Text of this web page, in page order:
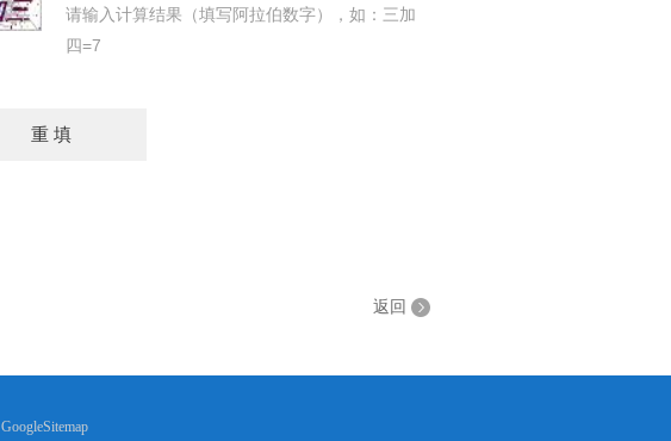
请输入计算结果（填写阿拉伯数字），如：三加
四=7
返回
GoogleSitemap